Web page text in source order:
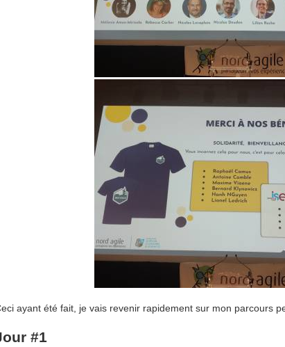
ayant été fait, je vais revenir rapidement sur mon parcours
#1